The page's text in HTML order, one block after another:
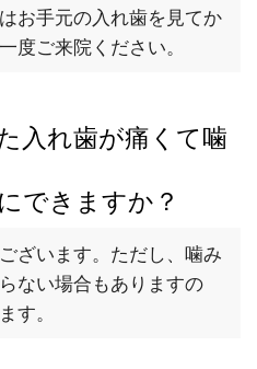
お手元の入れ歯を見てか
度ご来院ください。
入れ歯が痛くて噛
できますか？
ざいます。ただし、噛み
ない場合もありますの
す。